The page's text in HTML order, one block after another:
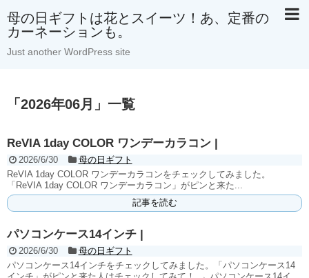
母の日ギフトは花とスイーツ！あ、定番の
カーネーションも。
Just another WordPress site
「 2026年06月 」 一覧
ReVIA 1day COLOR ワンデーカラコン |
2026/6/30
母の日ギフト
ReVIA 1day COLOR ワンデーカラコンをチェックしてみました。
「ReVIA 1day COLOR ワンデーカラコン」がピンと来た...
記事を読む
パソコンケース14インチ |
2026/6/30
母の日ギフト
パソコンケース14インチをチェックしてみました。「パソコンケース14